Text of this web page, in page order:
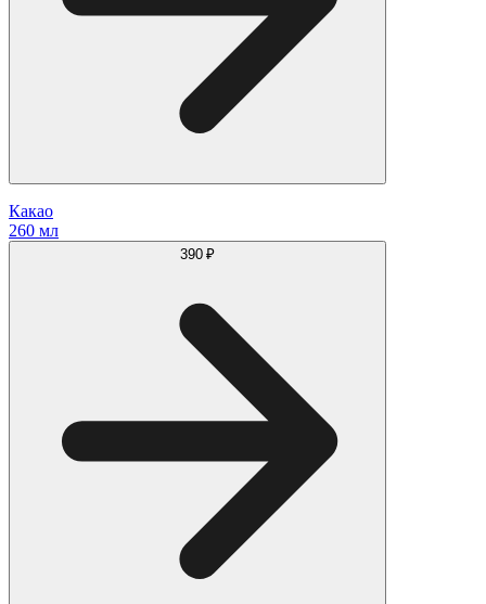
Какао
260 мл
390 ₽